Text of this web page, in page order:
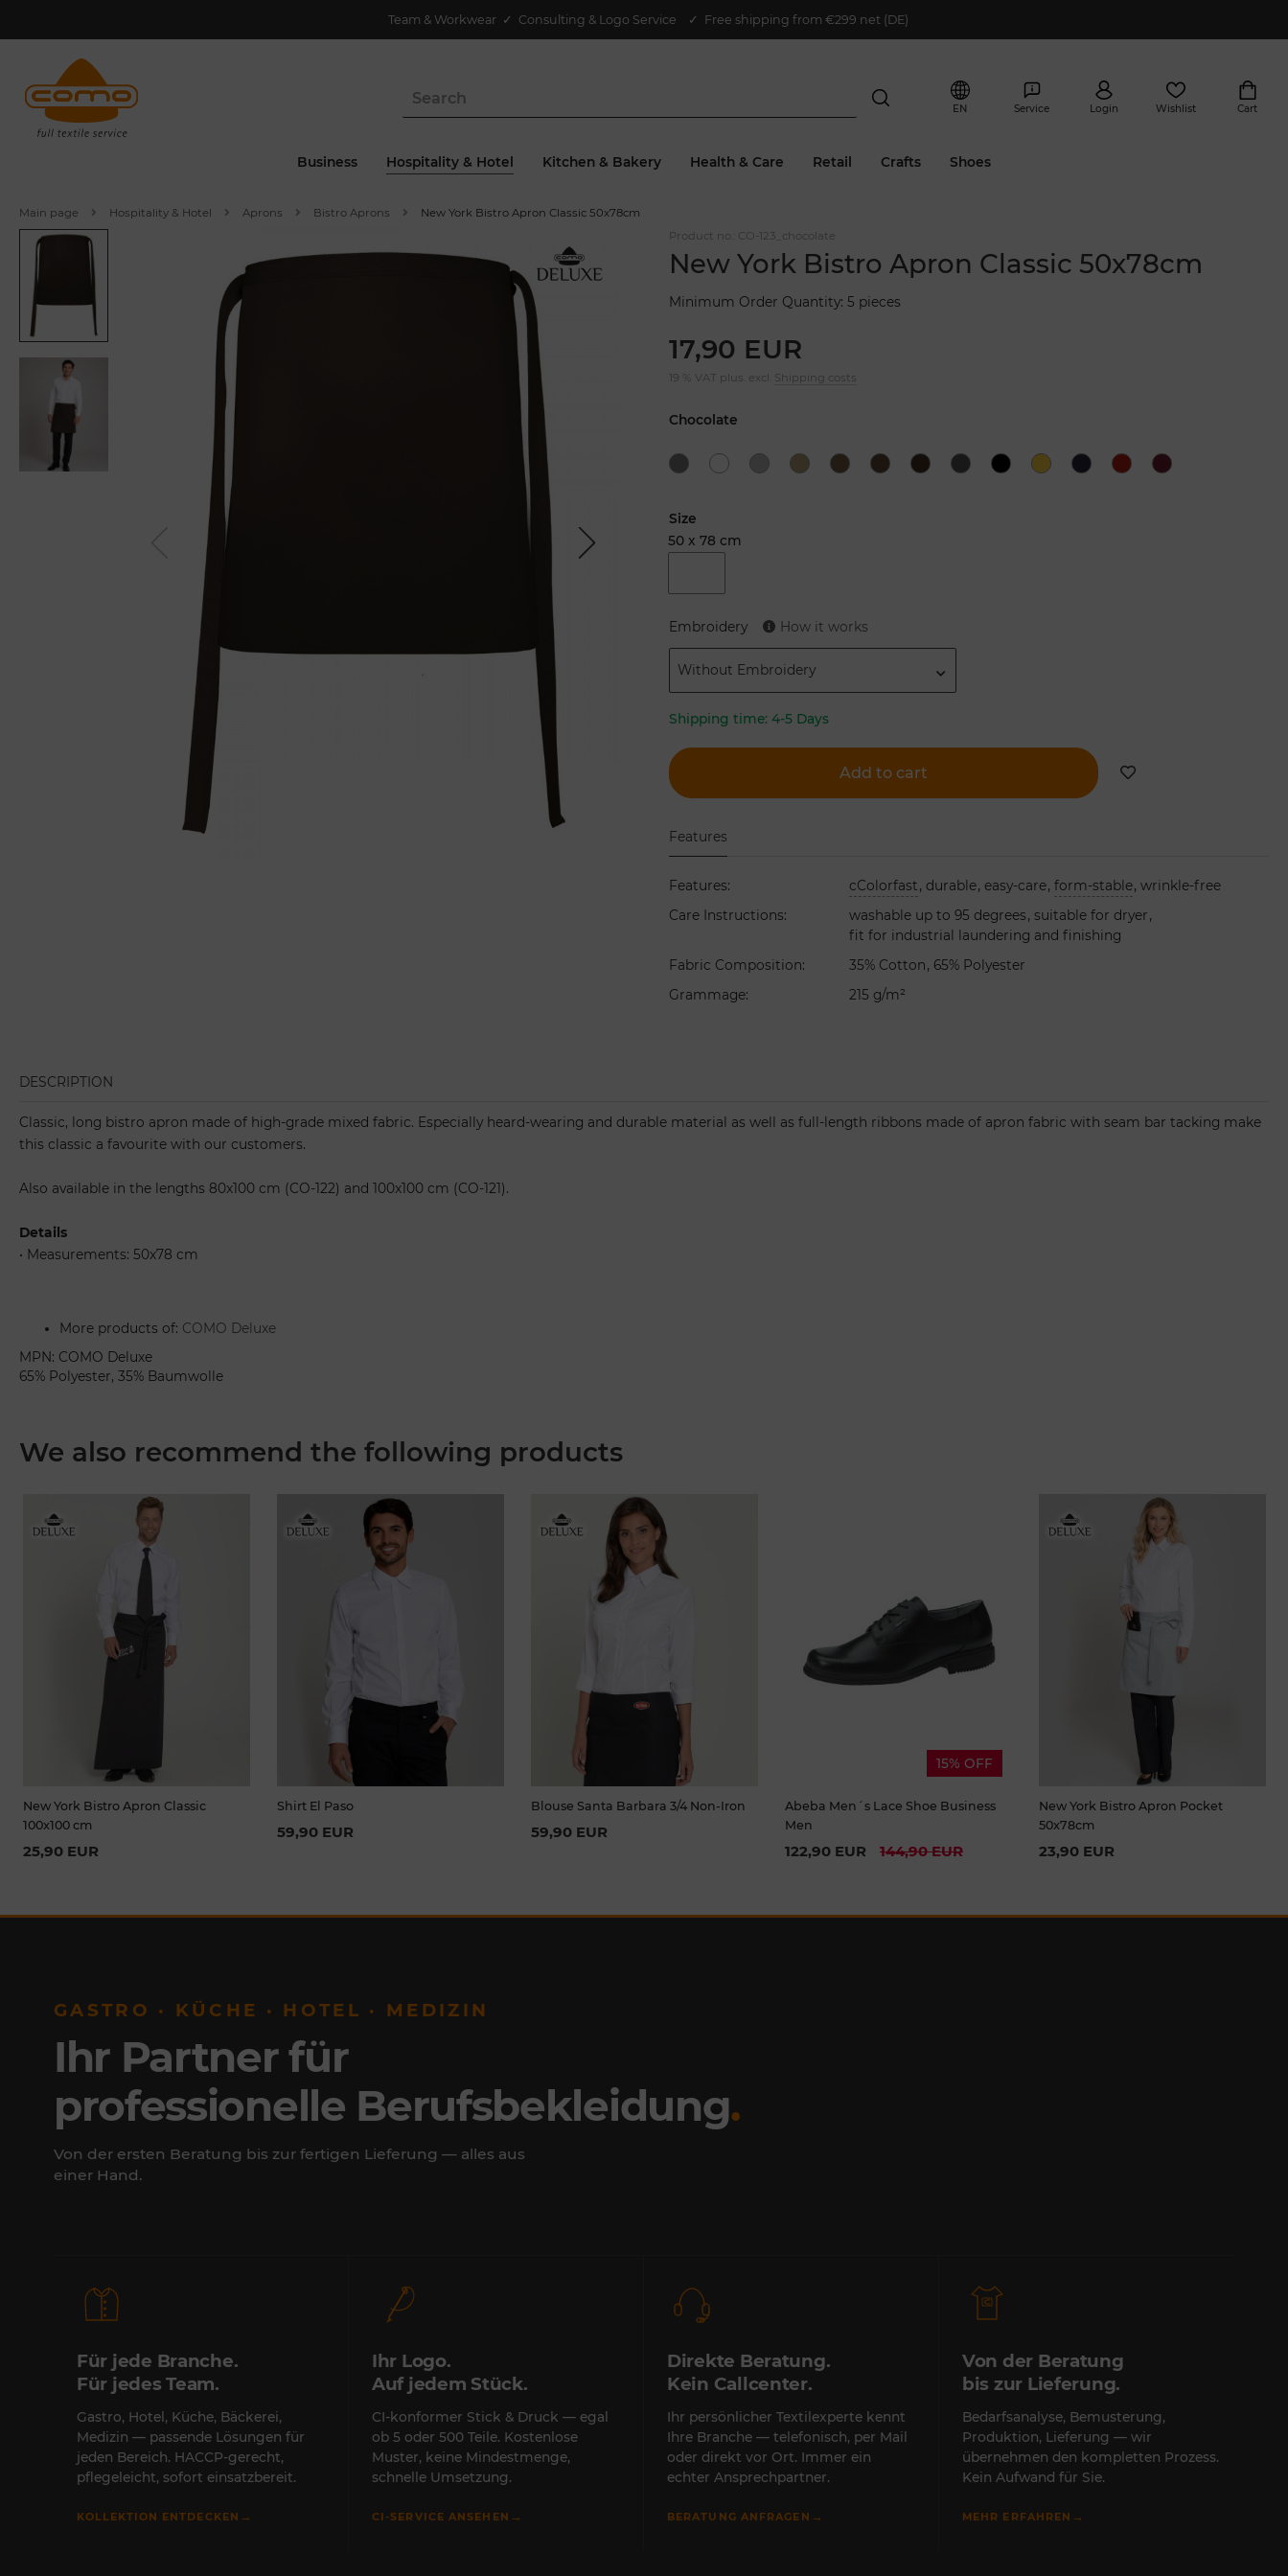
Team & Workwear ✓ Consulting & Logo Service ✓ Free shipping from €299 net (DE)
Business Hospitality & Hotel Kitchen & Bakery Health & Care Retail Crafts Shoes
Service
EN Login Wishlist Cart
Main page Hospitality & Hotel Aprons Bistro Aprons New York Bistro Apron Classic 50x78cm
Next
Product no.: CO-123_chocolate
New York Bistro Apron Classic 50x78cm
Minimum Order Quantity: 5 pieces
17,90 EUR
19 % VAT plus. excl. Shipping costs
Chocolate
Size
50 x 78 cm
Embroidery How it works
Without Embroidery
Shipping time:4-5 Days
Add to cart
Features
Features: cColorfast, durable, easy-care, form-stable, wrinkle-free
Care Instructions: washable up to 95 degrees, suitable for dryer,
fit for industrial laundering and finishing
Fabric Composition: 35% Cotton, 65% Polyester
Grammage: 215 g/m²
DESCRIPTION
Classic, long bistro apron made of high-grade mixed fabric. Especially heard-wearing and durable material as well as full-length ribbons made of apron fabric with seam bar tacking make
this classic a favourite with our customers.
Also available in the lengths 80x100 cm (CO-122) and 100x100 cm (CO-121).
Details
• Measurements: 50x78 cm
More products of: COMO Deluxe
MPN: COMO Deluxe
65% Polyester, 35% Baumwolle
We also recommend the following products
New York Bistro Apron Classic
100x100 cm
25,90 EUR
Shirt El Paso
59,90 EUR
Blouse Santa Barbara 3/4 Non-Iron
59,90 EUR
15% OFF
Abeba Men´s Lace Shoe Business
Men
122,90 EUR 144,90 EUR
New York Bistro Apron Pocket
50x78cm
23,90 EUR
GASTRO · KÜCHE · HOTEL · MEDIZIN
Ihr Partner für
professionelle Berufsbekleidung.
Von der ersten Beratung bis zur fertigen Lieferung — alles aus
einer Hand.
Für jede Branche.
Für jedes Team.
Gastro, Hotel, Küche, Bäckerei,
Medizin — passende Lösungen für
jeden Bereich. HACCP-gerecht,
pflegeleicht, sofort einsatzbereit.
KOLLEKTION ENTDECKEN →
Ihr Logo.
Auf jedem Stück.
CI-konformer Stick & Druck — egal
ob 5 oder 500 Teile. Kostenlose
Muster, keine Mindestmenge,
schnelle Umsetzung.
CI-SERVICE ANSEHEN →
Direkte Beratung.
Kein Callcenter.
Ihr persönlicher Textilexperte kennt
Ihre Branche — telefonisch, per Mail
oder direkt vor Ort. Immer ein
echter Ansprechpartner.
BERATUNG ANFRAGEN →
Von der Beratung
bis zur Lieferung.
Bedarfsanalyse, Bemusterung,
Produktion, Lieferung — wir
übernehmen den kompletten Prozess.
Kein Aufwand für Sie.
MEHR ERFAHREN →